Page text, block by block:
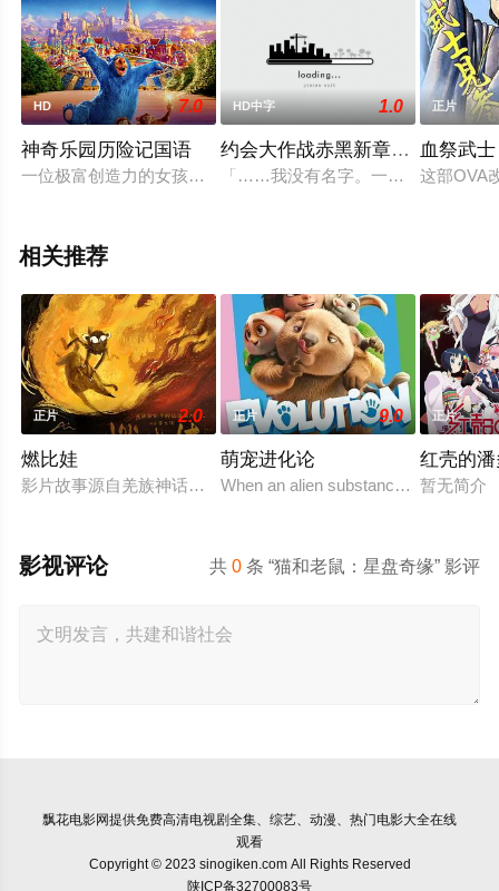
HD 7.0
神奇乐园历险记国语
一位极富创造力的女孩小六月，偶然间发现了一座神奇的乐园。
HD中字 1.0
约会大作战赤黑新章：红与白
「……我没有名字。一片空无。你叫
正片
血祭武士
这部OVA
相关推荐
正片 2.0
燃比娃
影片故事源自羌族神话，讲述了一只被人类抚养长大的猴子，追
正片 9.0
萌宠进化论
When an alien substance mixes
正片
红壳的
暂无简介
共0 条 “猫和老鼠：星盘奇缘” 影评
影视评论
飘花电影网提供免费高清电视剧全集、综艺、动漫、热门电影大全在线
观看
Copyright © 2023 sinogiken.com All Rights Reserved
陕ICP备32700083号